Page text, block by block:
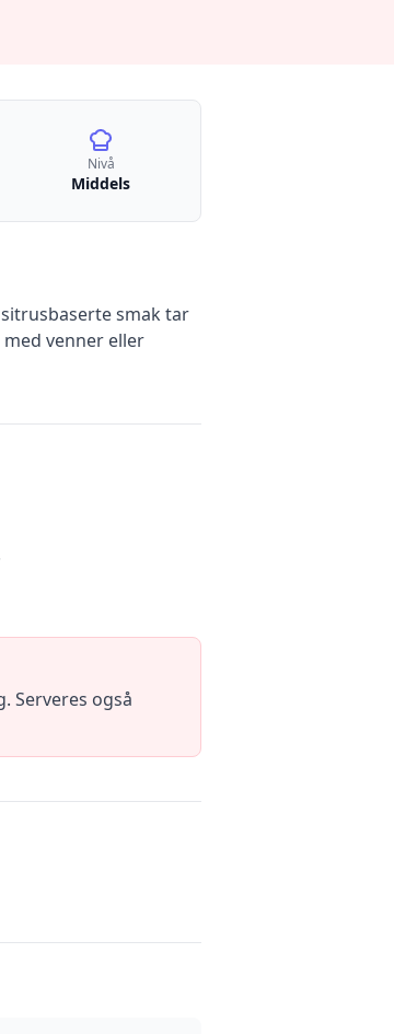
Nivå
Middels
smak tar
venner eller
Serveres også